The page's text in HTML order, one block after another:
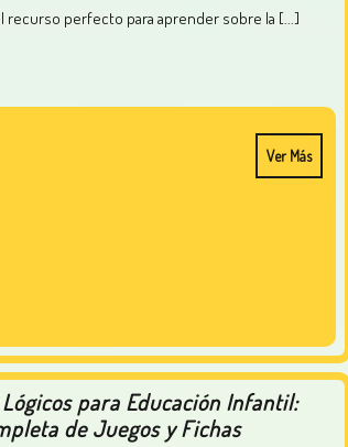
recurso perfecto para aprender sobre la [...]
Ver Más
para Educación Infantil:
de Juegos y Fichas